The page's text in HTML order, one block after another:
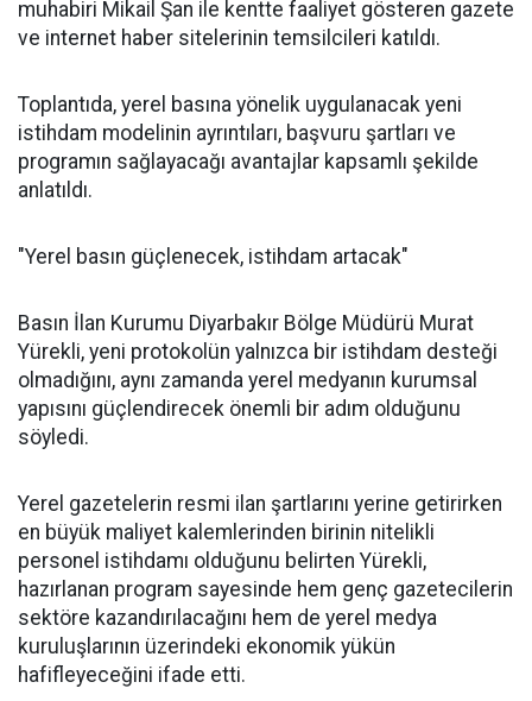
muhabiri Mikail Şan ile kentte faaliyet gösteren gazete
ve internet haber sitelerinin temsilcileri katıldı.
Toplantıda, yerel basına yönelik uygulanacak yeni
istihdam modelinin ayrıntıları, başvuru şartları ve
programın sağlayacağı avantajlar kapsamlı şekilde
anlatıldı.
"Yerel basın güçlenecek, istihdam artacak"
Basın İlan Kurumu Diyarbakır Bölge Müdürü Murat
Yürekli, yeni protokolün yalnızca bir istihdam desteği
olmadığını, aynı zamanda yerel medyanın kurumsal
yapısını güçlendirecek önemli bir adım olduğunu
söyledi.
Yerel gazetelerin resmi ilan şartlarını yerine getirirken
en büyük maliyet kalemlerinden birinin nitelikli
personel istihdamı olduğunu belirten Yürekli,
hazırlanan program sayesinde hem genç gazetecilerin
sektöre kazandırılacağını hem de yerel medya
kuruluşlarının üzerindeki ekonomik yükün
hafifleyeceğini ifade etti.